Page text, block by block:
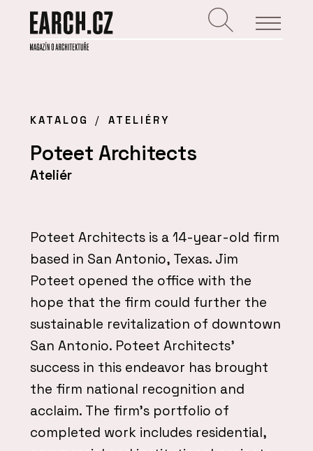
KATALOG ATELIÉRY
Poteet Architects
Ateliér
Poteet Architects is a 14-year-old firm
based in San Antonio, Texas. Jim
Poteet opened the office with the
hope that the firm could further the
sustainable revitalization of downtown
San Antonio. Poteet Architects'
success in this endeavor has brought
the firm national recognition and
acclaim. The firm's portfolio of
completed work includes residential,